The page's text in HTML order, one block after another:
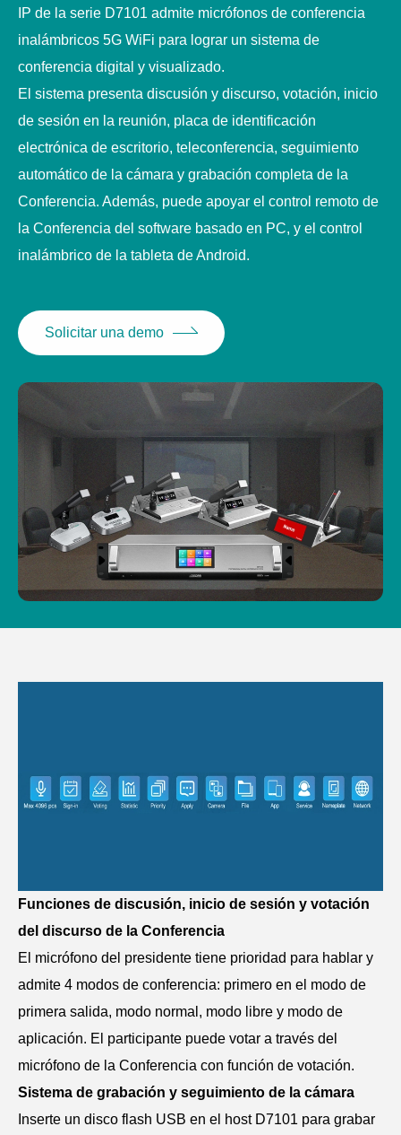
IP de la serie D7101 admite micrófonos de conferencia
inalámbricos 5G WiFi para lograr un sistema de
conferencia digital y visualizado.
El sistema presenta discusión y discurso, votación, inicio
de sesión en la reunión, placa de identificación
electrónica de escritorio, teleconferencia, seguimiento
automático de la cámara y grabación completa de la
Conferencia. Además, puede apoyar el control remoto de
la Conferencia del software basado en PC, y el control
inalámbrico de la tableta de Android.
Solicitar una demo
Funciones de discusión, inicio de sesión y votación
del discurso de la Conferencia
El micrófono del presidente tiene prioridad para hablar y
admite 4 modos de conferencia: primero en el modo de
primera salida, modo normal, modo libre y modo de
aplicación. El participante puede votar a través del
micrófono de la Conferencia con función de votación.
Sistema de grabación y seguimiento de la cámara
Inserte un disco flash USB en el host D7101 para grabar